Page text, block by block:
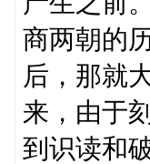
商两朝的
后，那就
来，由于
到识读和